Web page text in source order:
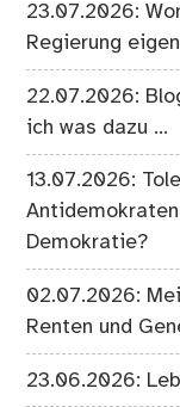
23.07.2026:
Regierung
22.07.2026:
ich was dazu …
13.07.2026:
Demokratie?
02.07.2026:
Renten und
23.06.2026: